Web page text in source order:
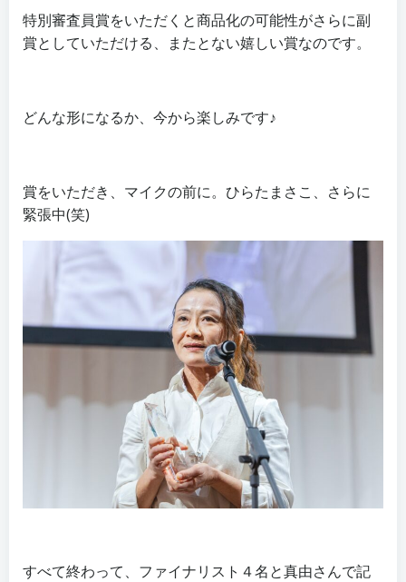
特別審査員賞をいただくと商品化の可能性がさらに副
賞としていただける、またとない嬉しい賞なのです。
どんな形になるか、今から楽しみです♪
賞をいただき、マイクの前に。ひらたまさこ、さらに
緊張中(笑)
すべて終わって、ファイナリスト４名と真由さんで記